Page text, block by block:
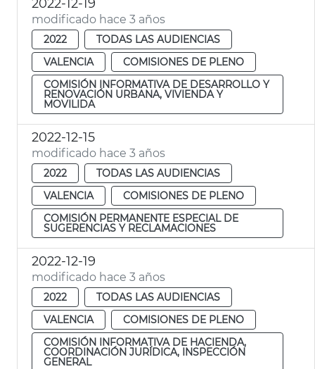
2022-12-19
modificado hace 3 años
2022
TODAS LAS AUDIENCIAS
VALENCIA
COMISIONES DE PLENO
COMISIÓN INFORMATIVA DE DESARROLLO Y
RENOVACIÓN URBANA, VIVIENDA Y
MOVILIDA
2022-12-15
modificado hace 3 años
2022
TODAS LAS AUDIENCIAS
VALENCIA
COMISIONES DE PLENO
COMISIÓN PERMANENTE ESPECIAL DE
SUGERENCIAS Y RECLAMACIONES
2022-12-19
modificado hace 3 años
2022
TODAS LAS AUDIENCIAS
VALENCIA
COMISIONES DE PLENO
COMISIÓN INFORMATIVA DE HACIENDA,
COORDINACIÓN JURÍDICA, INSPECCIÓN
GENERAL